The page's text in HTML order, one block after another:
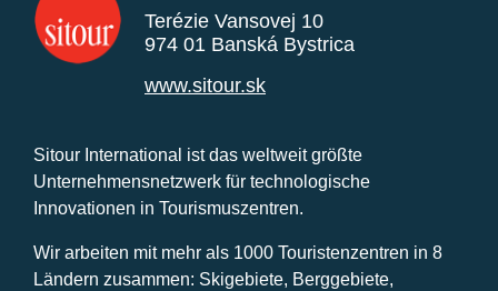
Terézie Vansovej 10
974 01 Banská Bystrica
www.sitour.sk
Sitour International ist das weltweit größte
Unternehmensnetzwerk für technologische
Innovationen in Tourismuszentren.
Wir arbeiten mit mehr als 1000 Touristenzentren in 8
Ländern zusammen: Skigebiete, Berggebiete,